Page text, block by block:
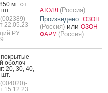
мг: от
шт.
22.05.23
РУ:
АТОЛЛ (Россия)
Произведено: ОЗОН
(Россия) или ОЗОН
ФАРМ (Россия)
пок­ры­тые
обо­лоч­
20, 30, 40,
15.12.23